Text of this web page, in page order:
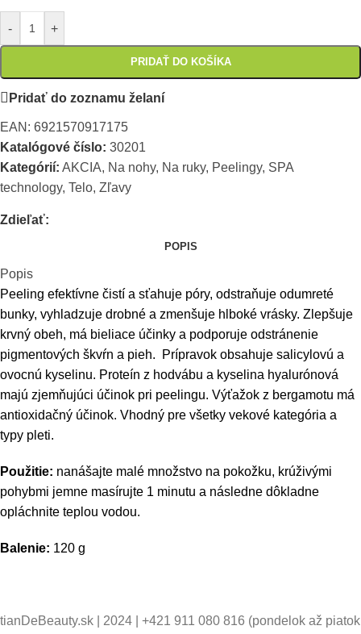
- +
PRIDAŤ DO KOŠÍKA
Pridať do zoznamu želaní
EAN: 6921570917175
Katalógové číslo: 30201
Kategórií: AKCIA, Na nohy, Na ruky, Peelingy, SPA
technology, Telo, Zľavy
Zdieľať:
POPIS
Popis
Peeling efektívne čistí a sťahuje póry, odstraňuje odumreté
bunky, vyhladzuje drobné a zmenšuje hlboké vrásky. Zlepšuje
krvný obeh, má bieliace účinky a podporuje odstránenie
pigmentových škvŕn a pieh. Prípravok obsahuje salicylovú a
ovocnú kyselinu. Proteín z hodvábu a kyselina hyalurónová
majú zjemňujúci účinok pri peelingu. Výťažok z bergamotu má
antioxidačný účinok. Vhodný pre všetky vekové kategória a
typy pleti.
Použitie: nanášajte malé množstvo na pokožku, krúživými
pohybmi jemne masírujte 1 minutu a následne dôkladne
opláchnite teplou vodou.
Balenie: 120 g
tianDeBeauty.sk | 2024 | +421 911 080 816 (pondelok až piatok